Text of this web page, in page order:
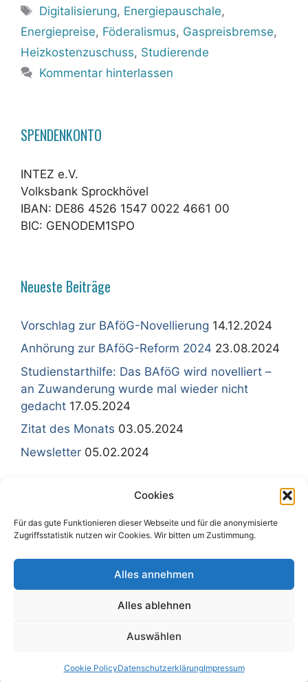
Cookies
Für das gute Funktionieren dieser Webseite und für die anonymisierte
Zugriffsstatistik nutzen wir Cookies. Wir bitten um Zustimmung.
Alles annehmen
Alles ablehnen
Auswählen
Cookie PolicyDatenschutzerklärungImpressum
Schlagwörter
Digitalisierung, Energiepauschale,
Energiepreise, Föderalismus, Gaspreisbremse,
Heizkostenzuschuss, Studierende
Kommentar hinterlassen
SPENDENKONTO
INTEZ e.V.
Volksbank Sprockhövel
IBAN: DE86 4526 1547 0022 4661 00
BIC: GENODEM1SPO
Neueste Beiträge
Vorschlag zur BAföG-Novellierung 14.12.2024
Anhörung zur BAföG-Reform 2024 23.08.2024
Studienstarthilfe: Das BAföG wird novelliert –
an Zuwanderung wurde mal wieder nicht
gedacht 17.05.2024
Zitat des Monats 03.05.2024
Newsletter 05.02.2024
Sitemap - Inhaltsübersicht
Kontakt
Datenschutzerklärung
© 2026• Erstellt mitGeneratePress